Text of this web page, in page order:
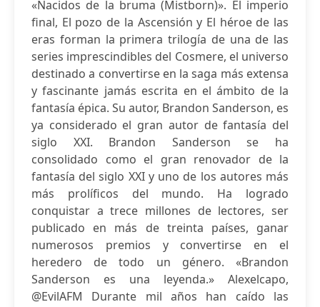
«Nacidos de la bruma (Mistborn)». El imperio
final, El pozo de la Ascensión y El héroe de las
eras forman la primera trilogía de una de las
series imprescindibles del Cosmere, el universo
destinado a convertirse en la saga más extensa
y fascinante jamás escrita en el ámbito de la
fantasía épica. Su autor, Brandon Sanderson, es
ya considerado el gran autor de fantasía del
siglo XXI. Brandon Sanderson se ha
consolidado como el gran renovador de la
fantasía del siglo XXI y uno de los autores más
más prolíficos del mundo. Ha logrado
conquistar a trece millones de lectores, ser
publicado en más de treinta países, ganar
numerosos premios y convertirse en el
heredero de todo un género. «Brandon
Sanderson es una leyenda.» Alexelcapo,
@EvilAFM Durante mil años han caído las